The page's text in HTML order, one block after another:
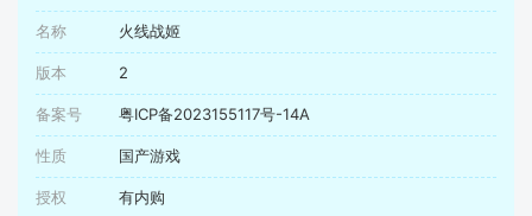
名称 火线战姬
版本 2
备案号 粤ICP备2023155117号-14A
性质 国产游戏
授权 有内购